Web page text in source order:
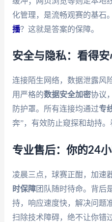
化管理，是流畅观赛的基石
播？这就是答案的保障。
安全与隐私：看得
连接陌生网络，数据泄露风
用严格的数据安全加密协议
防护罩。所有连接均通过专
奔”，有效防止窥探和劫持。
专业售后：你的24
凌晨三点，球赛正酣，加速
时保障团队随时待命。背后
持，响应速度快，解决问题
扫除技术障碍，绝不让你错